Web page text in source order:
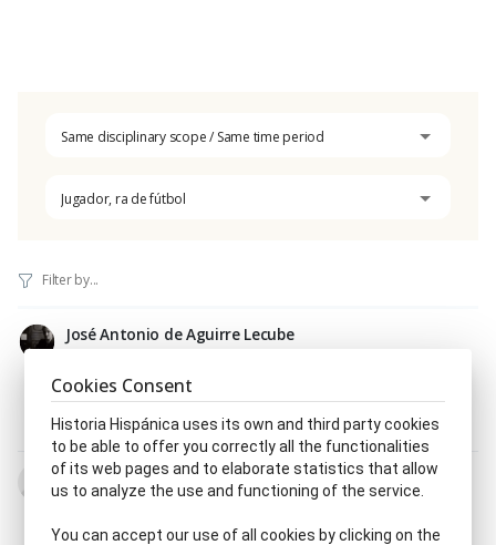
Same disciplinary scope / Same time period
Jugador, ra de fútbol
José Antonio de Aguirre Lecube
Abogado, da |Alcalde, sa
parlamentario, ria|Historiador, ra|Jugador, ra de
fútbol|Político, ca |Profesor, ra
Paulino Alcántara Riestra
7.X.1896 - 13.II.1964
Entrenador, ra Jugador, ra de fútbol
Cookies Consent
Historia Hispánica uses its own and third party cookies
to be able to offer you correctly all the functionalities
of its web pages and to elaborate statistics that allow
us to analyze the use and functioning of the service.
You can accept our use of all cookies by clicking on the